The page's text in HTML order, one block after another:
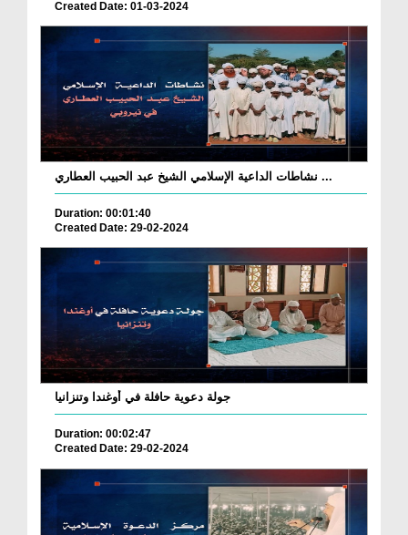
Created Date: 01-03-2024
نشاطات الداعية الإسلامي الشيخ عبد الحبيب العطاري ...
Duration: 00:01:40
Created Date: 29-02-2024
جولة دعوية حافلة في أوغندا وتنزانيا
Duration: 00:02:47
Created Date: 29-02-2024